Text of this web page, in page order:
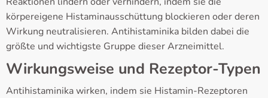
körpereigene Histaminausschüttung blockieren oder deren
Wirkung neutralisieren. Antihistaminika bilden dabei die
größte und wichtigste Gruppe dieser Arzneimittel.
Wirkungsweise und Rezeptor-Typen
Antihistaminika wirken, indem sie Histamin-Rezeptoren